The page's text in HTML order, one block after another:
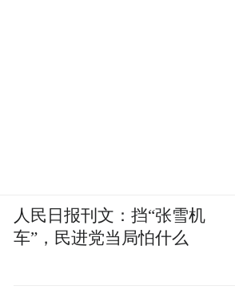
人民日报刊文：挡“张雪机
车”，民进党当局怕什么